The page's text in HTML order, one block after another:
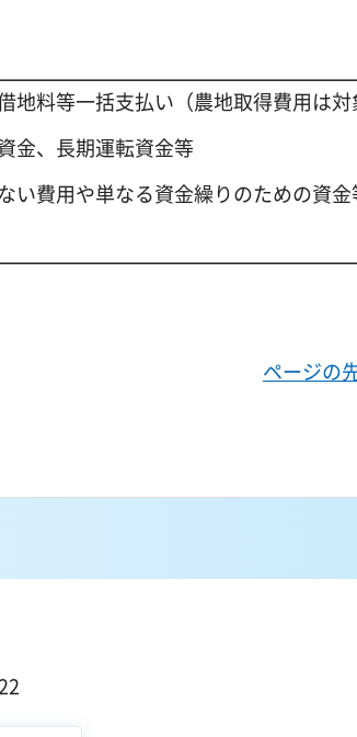
地料等一括支払い（農地取得費用は
金、長期運転資金等
い費用や単なる資金繰りのための資
ページの